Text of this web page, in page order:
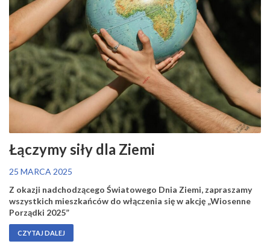
Łączymy siły dla Ziemi
25 MARCA 2025
Z okazji nadchodzącego Światowego Dnia Ziemi, zapraszamy
wszystkich mieszkańców do włączenia się w akcję „Wiosenne
Porządki 2025”
CZYTAJ DALEJ